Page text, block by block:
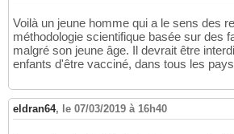
Voilà un jeune homme qui a le sens des
méthodologie scientifique basée sur des
malgré son jeune âge. Il devrait être
enfants d'être vacciné, dans tous les
eldran64, le 07/03/2019 à 16h40